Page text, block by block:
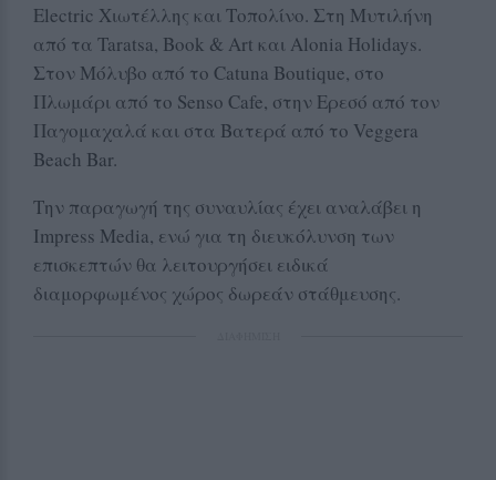
Electric Χιωτέλλης και Τοπολίνο. Στη Μυτιλήνη
από τα Taratsa, Book & Art και Alonia Holidays.
Στον Μόλυβο από το Catuna Boutique, στο
Πλωμάρι από το Senso Cafe, στην Ερεσό από τον
Παγομαχαλά και στα Βατερά από το Veggera
Beach Bar.
Την παραγωγή της συναυλίας έχει αναλάβει η
Impress Media, ενώ για τη διευκόλυνση των
επισκεπτών θα λειτουργήσει ειδικά
διαμορφωμένος χώρος δωρεάν στάθμευσης.